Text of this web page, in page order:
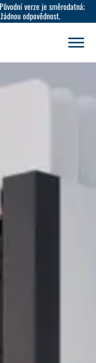
verze je směrodatná;
odpovědnost.